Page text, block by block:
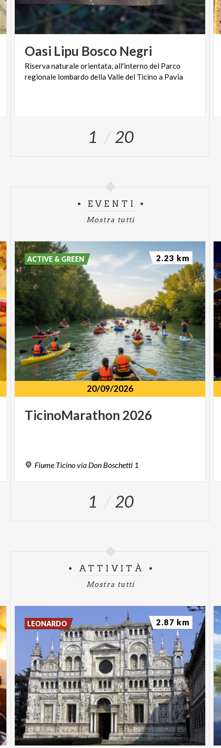
Oasi Lipu Bosco Negri
Riservanaturaleorientata,all'interno del Parco
regionale lombardo dellaValledel Ticino a Pavia
1 20
EVENTI
Mostra tutti
20/09/2026
TicinoMarathon 2026
Fiume Ticinovia Don Boschetti 1
ACTIVE & GREEN 2.23 km
1 20
ATTIVITÀ
Mostra tutti
LEONARDO 2.87 km